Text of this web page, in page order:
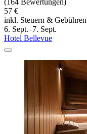
(164 Bewertungen)
57 €
inkl. Steuern & Gebühren
6. Sept.–7. Sept.
Hotel Bellevue